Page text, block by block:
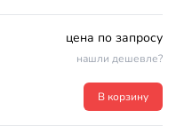
цена по запросу
нашли дешевле?
В корзину